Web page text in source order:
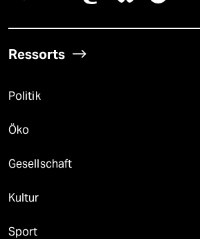
Ressorts
Politik
Öko
Gesellschaft
Kultur
Sport